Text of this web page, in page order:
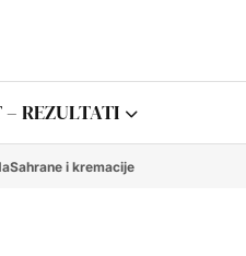
– REZULTATI
Sahrane i kremacije